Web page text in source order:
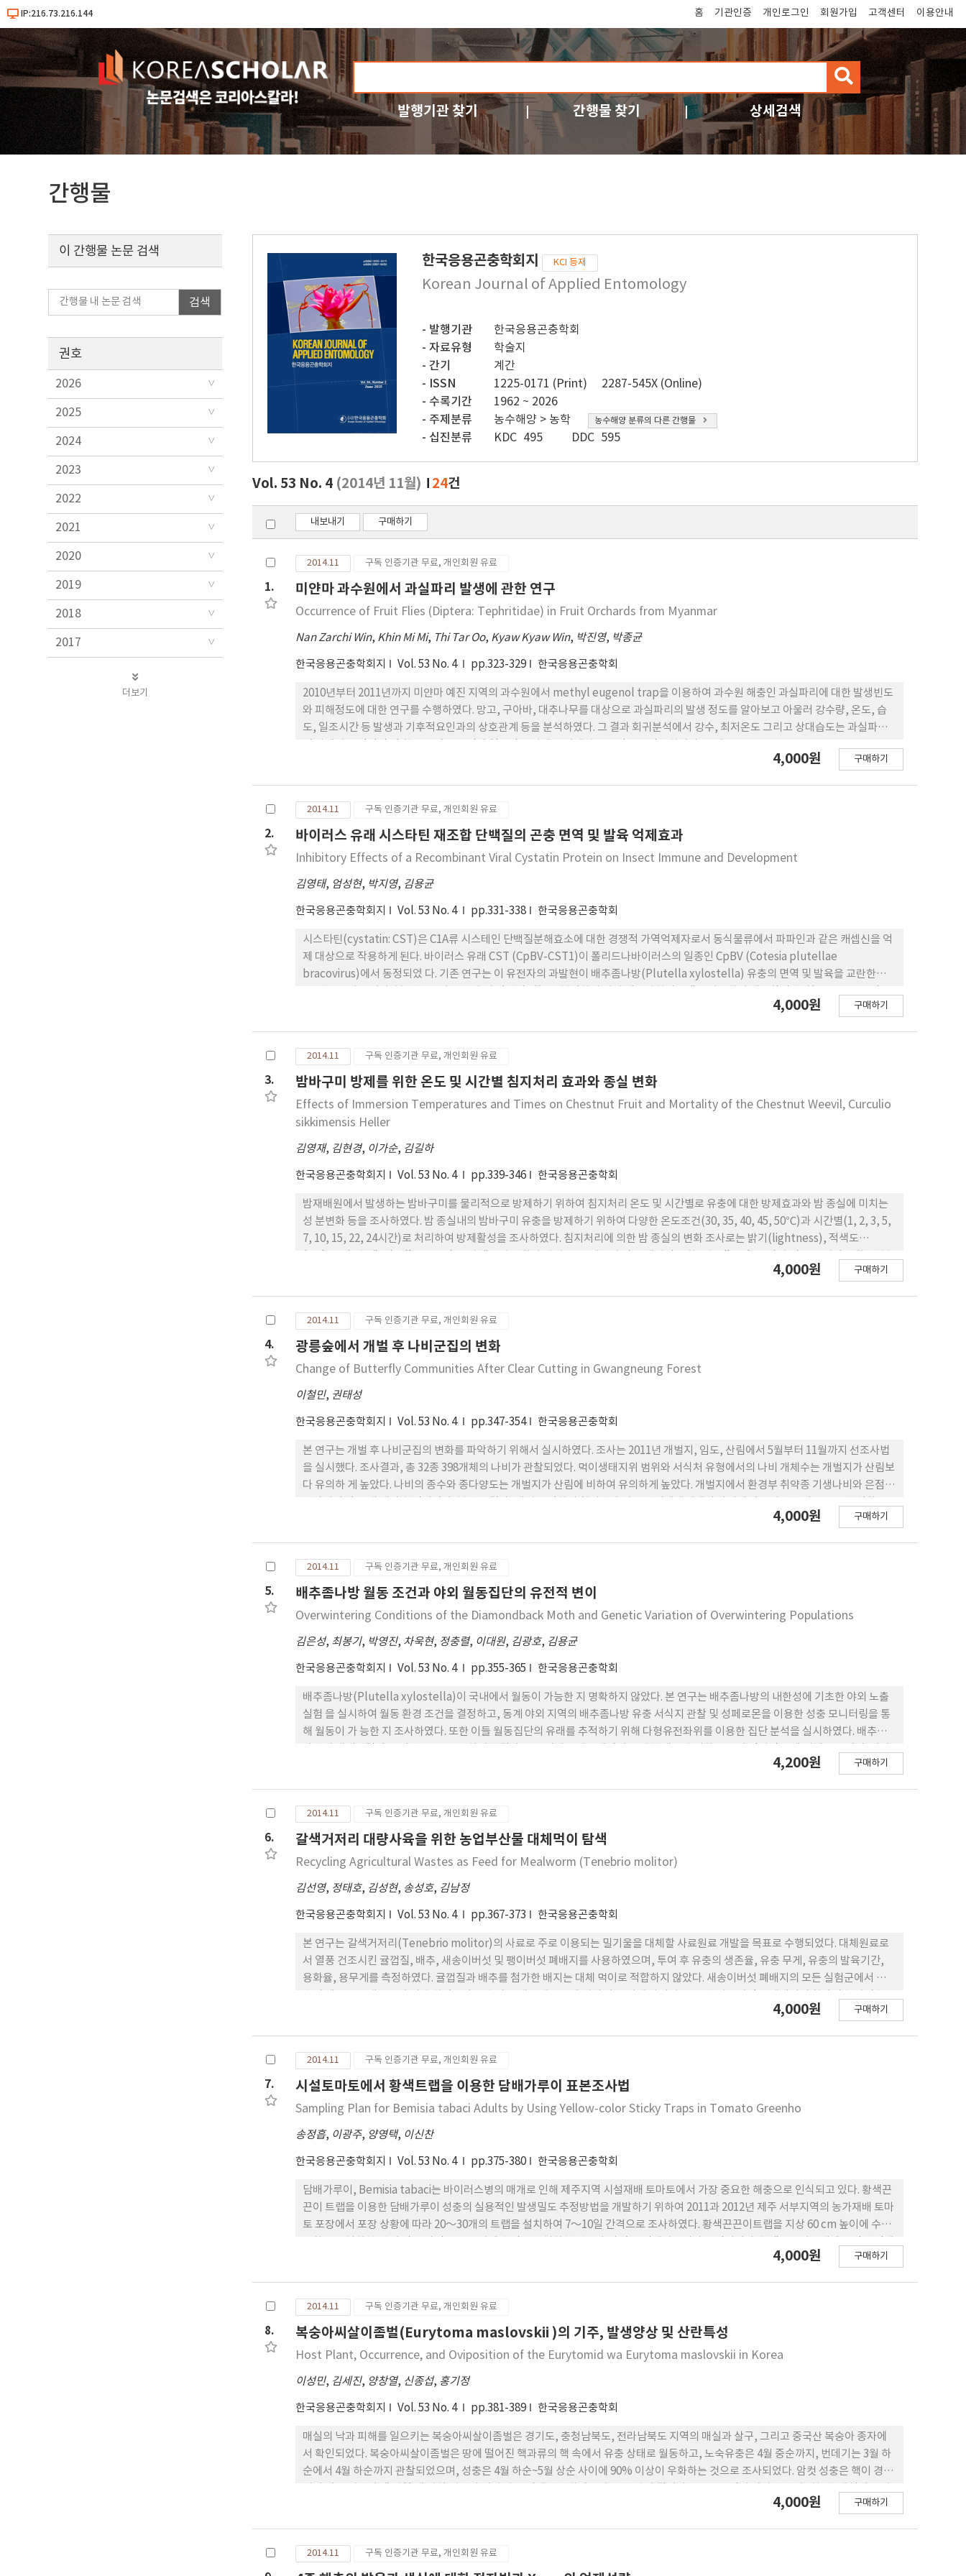
IP:216.73.216.144 홈 기관인증 개인로그인 회원가입 고객센터 이용안내
검
색
발행기관 찾기 간행물 찾기 상세검색
간행물
한국응용곤충학회지 KCI 등재
Korean Journal of Applied Entomology
발행기관
한국응용곤충학회
자료유형
학술지
간기
계간
ISSN
1225-0171 (Print)
2287-545X (Online)
수록기간
1962 ~ 2026
주제분류
농수해양 > 농학 농수해양 분류의 다른 간행물
십진분류 KDC 495 DDC 595
이 간행물 논문 검색
검색
권호
2026
2025
2024
2023
2022
2021
2020
2019
2018
2017
더보기
Vol. 53 No. 4 (2014년 11월) 24건
내보내기 구매하기
1.
2014.11 구독 인증기관 무료, 개인회원 유료
미얀마 과수원에서 과실파리 발생에 관한 연구
Occurrence of Fruit Flies (Diptera: Tephritidae) in Fruit Orchards from Myanmar
Nan Zarchi Win, Khin Mi Mi, Thi Tar Oo, Kyaw Kyaw Win, 박진영, 박종균
한국응용곤충학회지 Vol. 53 No. 4 pp.323-329 한국응용곤충학회
2010년부터 2011년까지 미얀마 예진 지역의 과수원에서 methyl eugenol trap을 이용하여 과수원 해충인 과실파리에 대한 발생빈도
와 피해정도에 대한 연구를 수행하였다. 망고, 구아바, 대추나무를 대상으로 과실파리의 발생 정도를 알아보고 아울러 강수량, 온도, 습
도, 일조시간 등 발생과 기후적요인과의 상호관계 등을 분석하였다. 그 결과 회귀분석에서 강수, 최저온도 그리고 상대습도는 과실파리
carambolae, B. correcta, B. dorsalis, B. kandiensis, B. latilineola, B. malaysiensis, B. neocognata, B. raiensis, B.
낮은 비율을 보였다(18.5±7.9).
4,000원 구매하기
2.
2014.11 구독 인증기관 무료, 개인회원 유료
바이러스 유래 시스타틴 재조합 단백질의 곤충 면역 및 발육 억제효과
Inhibitory Effects of a Recombinant Viral Cystatin Protein on Insect Immune and Development
김영태, 엄성현, 박지영, 김용균
한국응용곤충학회지 Vol. 53 No. 4 pp.331-338 한국응용곤충학회
시스타틴(cystatin: CST)은 C1A류 시스테인 단백질분해효소에 대한 경쟁적 가역억제자로서 동식물류에서 파파인과 같은 캐셉신을 억
제 대상으로 작용하게 된다. 바이러스 유래 CST (CpBV-CST1)이 폴리드나바이러스의 일종인 CpBV (Cotesia plutellae
bracovirus)에서 동정되었 다. 기존 연구는 이 유전자의 과발현이 배추좀나방(Plutella xylostella) 유충의 면역 및 발육을 교란한다
형성하여 단백질분해효소에 대한 활성억제효과를 결정하고, 곤충의 면역과 발육에 대한 생리적 억제효과를 분석했다. 이 유전자 번역부
억제효과를 나타냈다. 이 재조합단백질은 파밤나방(Spodoptera exigua)에 대 해서 혈구소낭형성의 세포성 면역반응을 억제하고, 경
구로 처리할 때 배추좀나방의 유충발육을 처리 농도에 비례하여 제한시켰다. 이상의 결과 는 CpBV-CST1이 해충 밀도 억제에 응용될 수
4,000원 구매하기
3.
2014.11 구독 인증기관 무료, 개인회원 유료
밤바구미 방제를 위한 온도 및 시간별 침지처리 효과와 종실 변화
Effects of Immersion Temperatures and Times on Chestnut Fruit and Mortality of the Chestnut Weevil, Curculio
sikkimensis Heller
김영재, 김현경, 이가순, 김길하
한국응용곤충학회지 Vol. 53 No. 4 pp.339-346 한국응용곤충학회
밤재배원에서 발생하는 밤바구미를 물리적으로 방제하기 위하여 침지처리 온도 및 시간별로 유충에 대한 방제효과와 밤 종실에 미치는
성 분변화 등을 조사하였다. 밤 종실내의 밤바구미 유충을 방제하기 위하여 다양한 온도조건(30, 35, 40, 45, 50℃)과 시간별(1, 2, 3, 5,
7, 10, 15, 22, 24시간)로 처리하여 방제활성을 조사하였다. 침지처리에 의한 밤 종실의 변화 조사로는 밝기(lightness), 적색도
함량과 유리당, 탄닌과 같은 성분변화를 조사 하였다. 침지처리를 이용한 밤바구미 유충의 방제 효과는 30℃에서 2시간 후부터 70%이
으나 40℃ 이상의 온도에서는 시간이 증가할수록 밝기, 적색도, 황색도 에 영향을 미쳤다. 발아율의 경우 침지처리에 대한 영향은 크지
않은 것으로 조사되었으나, 40℃ 이상의 온도조건에서는 침지시간이 증가할수록 부패율이 증가하는 것으로 조사되었다. 경도는 온도와
하였다. 이상의 결과들은 적절한 온도와 시간조건에서의 침지처리가 밤바구미 유충 방제에 효과적 이며, 밤 종실의 상품성에도 큰 영향
을 미치지 않음을 보여주었다. 따라서 본 연구결과는 밤 종실의 침지조건을 선별하는데 기초자료로 사용될 수 있을 것으로 기대된다.
4,000원 구매하기
4.
2014.11 구독 인증기관 무료, 개인회원 유료
광릉숲에서 개벌 후 나비군집의 변화
Change of Butterfly Communities After Clear Cutting in Gwangneung Forest
이철민, 권태성
한국응용곤충학회지 Vol. 53 No. 4 pp.347-354 한국응용곤충학회
본 연구는 개벌 후 나비군집의 변화를 파악하기 위해서 실시하였다. 조사는 2011년 개벌지, 임도, 산림에서 5월부터 11월까지 선조사법
을 실시했다. 조사결과, 총 32종 398개체의 나비가 관찰되었다. 먹이생태지위 범위와 서식처 유형에서의 나비 개체수는 개벌지가 산림보
다 유의하 게 높았다. 나비의 종수와 종다양도는 개벌지가 산림에 비하여 유의하게 높았다. 개벌지에서 환경부 취약종 기생나비와 은점표
4,000원 구매하기
5.
2014.11 구독 인증기관 무료, 개인회원 유료
배추좀나방 월동 조건과 야외 월동집단의 유전적 변이
Overwintering Conditions of the Diamondback Moth and Genetic Variation of Overwintering Populations
김은성, 최봉기, 박영진, 차욱현, 정충렬, 이대원, 김광호, 김용균
한국응용곤충학회지 Vol. 53 No. 4 pp.355-365 한국응용곤충학회
배추좀나방(Plutella xylostella)이 국내에서 월동이 가능한 지 명확하지 않았다. 본 연구는 배추좀나방의 내한성에 기초한 야외 노출
실험 을 실시하여 월동 환경 조건을 결정하고, 동계 야외 지역의 배추좀나방 유충 서식지 관찰 및 성페로몬을 이용한 성충 모니터링을 통
해 월동이 가 능한 지 조사하였다. 또한 이들 월동집단의 유래를 추적하기 위해 다형유전좌위를 이용한 집단 분석을 실시하였다. 배추좀
서 유충발육태는 가장 낮은 냉 해 피해를 받았다. 그러나 5℃로 장기간(4 주) 처리한 결과 냉해 피해는 없었지만, 유충의 경우 먹이가 없는
성페로몬 모니터링 결과 2014년도 최초의 성충발생일 은 유사한 시기에 서로 다른 지역(약 260 Km 거리)에서 나타났으며 월동집단의
성충은 4월 상순까지 포획되었다. 지역간 이들 월동집단의 유전 적 거리는 다형분자마커를 이용하여 분석되었으며 이들 월동집단들 사
가능한 것으로 제시하고 있다.
4,200원 구매하기
6.
2014.11 구독 인증기관 무료, 개인회원 유료
갈색거저리 대량사육을 위한 농업부산물 대체먹이 탐색
Recycling Agricultural Wastes as Feed for Mealworm (Tenebrio molitor)
김선영, 정태호, 김성현, 송성호, 김남정
한국응용곤충학회지 Vol. 53 No. 4 pp.367-373 한국응용곤충학회
본 연구는 갈색거저리(Tenebrio molitor)의 사료로 주로 이용되는 밀기울을 대체할 사료원료 개발을 목표로 수행되었다. 대체원료로
서 열풍 건조시킨 귤껍질, 배추, 새송이버섯 및 팽이버섯 폐배지를 사용하였으며, 투여 후 유충의 생존율, 유충 무게, 유충의 발육기간,
용화율, 용무게를 측정하였다. 귤껍질과 배추를 첨가한 배지는 대체 먹이로 적합하지 않았다. 새송이버섯 폐배지의 모든 실험군에서 유
길어짐이 관찰되었다. 팽이버섯 폐 배지 20~50% 첨가 조건에서 대조군과 비슷한 유충 및 용무게가 측정되었으며, 계대사육시 밀기울 사
대체사료로서 적합하다고 사료된다.
4,000원 구매하기
7.
2014.11 구독 인증기관 무료, 개인회원 유료
시설토마토에서 황색트랩을 이용한 담배가루이 표본조사법
Sampling Plan for Bemisia tabaci Adults by Using Yellow-color Sticky Traps in Tomato Greenho
송정흡, 이광주, 양영택, 이신찬
한국응용곤충학회지 Vol. 53 No. 4 pp.375-380 한국응용곤충학회
담배가루이, Bemisia tabaci는 바이러스병의 매개로 인해 제주지역 시설재배 토마토에서 가장 중요한 해충으로 인식되고 있다. 황색끈
끈이 트랩을 이용한 담배가루이 성충의 실용적인 발생밀도 추정방법을 개발하기 위하여 2011과 2012년 제주 서부지역의 농가재배 토마
토 포장에서 포장 상황에 따라 20～30개의 트랩을 설치하여 7～10일 간격으로 조사하였다. 황색끈끈이트랩을 지상 60 cm 높이에 수평
가루이 성충의 분포형태를 Taylor’s power law (TPL)과 Iwao’s patchiness regression (IPR)을 이용 분석한 결과 두 회귀식의
용하여 추정하였는데 정확도 수준이 높을수록, 평균밀도가 낮 을수록 필요한 트랩수는 증가하는 경향이었다. TPL 상수를 이용하여 고정
정확도 수준에서 조사를 중지하더라도 트랩당 평균밀도를 추정이 가 능한 누적밀도를 계산하였다. 담배가루이 성충의 방제시기를 트랩
평균밀도는 트랩마다 모든 성충수를 계수하는 것보다 2마리 이상 유인된 트랩의 비율 을 가지고 추정하는 이항모델 [ln(m) = 1.19 +
0.90 ln(-ln(1-pT))]을 이용하는 것이 더 효율적이었다. 본 연구결과는 담배가루이 성충에 대한 정 확한 방제의사 결정을 통해 담배가루
4,000원 구매하기
8.
2014.11 구독 인증기관 무료, 개인회원 유료
복숭아씨살이좀벌(Eurytoma maslovskii )의 기주, 발생양상 및 산란특성
Host Plant, Occurrence, and Oviposition of the Eurytomid wa Eurytoma maslovskii in Korea
이성민, 김세진, 양창열, 신종섭, 홍기정
한국응용곤충학회지 Vol. 53 No. 4 pp.381-389 한국응용곤충학회
매실의 낙과 피해를 일으키는 복숭아씨살이좀벌은 경기도, 충청남북도, 전라남북도 지역의 매실과 살구, 그리고 중국산 복숭아 종자에
서 확인되었다. 복숭아씨살이좀벌은 땅에 떨어진 핵과류의 핵 속에서 유충 상태로 월동하고, 노숙유충은 4월 중순까지, 번데기는 3월 하
순에서 4월 하순까지 관찰되었으며, 성충은 4월 하순~5월 상순 사이에 90% 이상이 우화하는 것으로 조사되었다. 암컷 성충은 핵이 경화
는 직경이 2 cm를 넘지 않았 다. 하나의 과실에 최대 5개의 알이 관찰되었으며, 알 기간은 2일을 넘지 않았다. 부화한 유충은 먼저 고형화
4,000원 구매하기
2014.11 구독 인증기관 무료, 개인회원 유료